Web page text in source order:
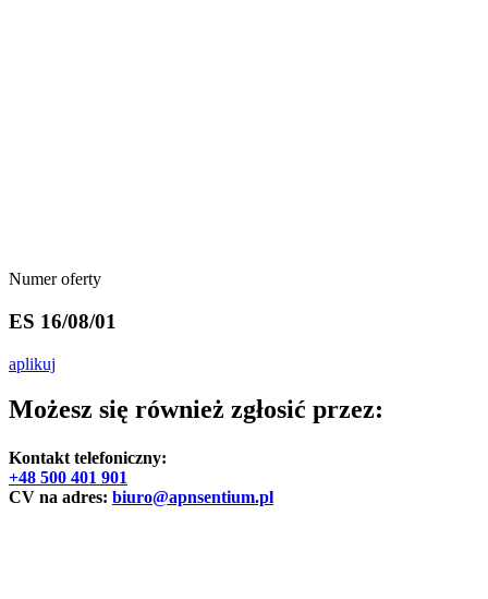
Numer oferty
ES 16/08/01
aplikuj
Możesz się również zgłosić przez:
Kontakt telefoniczny:
+48 500 401 901
CV na adres: biuro@apnsentium.pl